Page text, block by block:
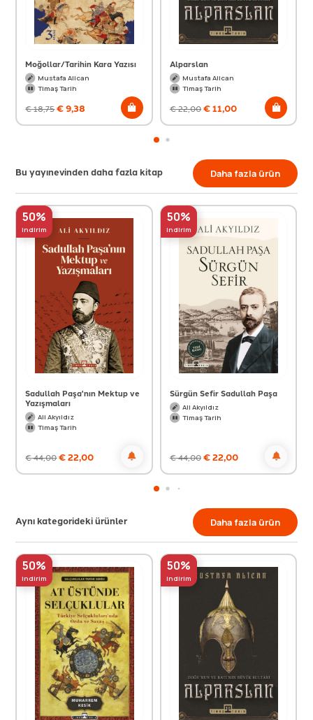
Moğollar/Tarihin Kara Yazısı
Mustafa Alican
Timaş Tarih
€18,75€9,38
Alparslan
Mustafa Alican
Timaş Tarih
€22,00€11,00
Bu yayınevinden daha fazla kitap Daha fazla ürün
50%
indirim
Sadullah Paşa'nın Mektup ve
Yazışmaları
Ali Akyıldız
Timaş Tarih
€44,00€22,00
50%
indirim
Sürgün Sefir Sadullah Paşa
Ali Akyıldız
Timaş Tarih
€44,00€22,00
Aynı kategorideki ürünler Daha fazla ürün
50%
indirim
50%
indirim